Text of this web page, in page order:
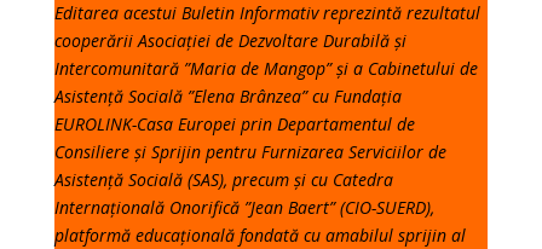
Editarea acestui Buletin Informativ reprezintă rezultatul
cooperării Asociației de Dezvoltare Durabilă și
Intercomunitară ”Maria de Mangop” și a Cabinetului de
Asistență Socială ”Elena Brânzea” cu Fundația
EUROLINK-Casa Europei prin Departamentul de
Consiliere și Sprijin pentru Furnizarea Serviciilor de
Asistență Socială (SAS), precum și cu Catedra
Internațională Onorifică ”Jean Baert” (CIO-SUERD),
platformă educațională fondată cu amabilul sprijin al